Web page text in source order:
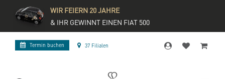
WIR FEIERN 20 JAHRE
& IHR GEWINNT EINEN FIAT 500
Termin buchen 37 Filialen